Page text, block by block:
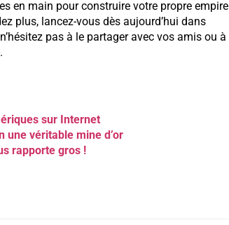
en main pour construire votre propre empire
plus, lancez-vous dès aujourd’hui dans
pas à le partager avec vos amis ou à
sur Internet
une véritable mine d’or
rapporte gros !